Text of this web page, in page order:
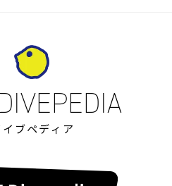
ブペディア